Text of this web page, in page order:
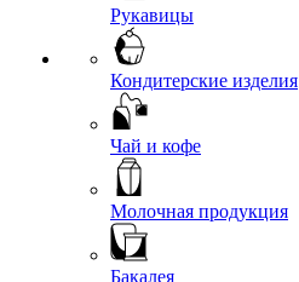
Рукавицы
Кондитерские изделия
Чай и кофе
Молочная продукция
Бакалея